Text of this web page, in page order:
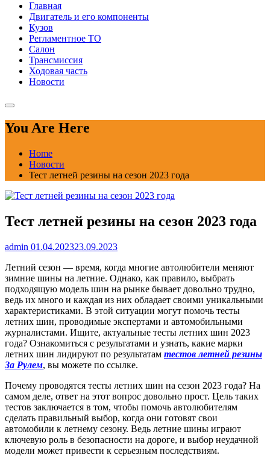
Главная
Двигатель и его компоненты
Кузов
Регламентное ТО
Салон
Трансмиссия
Ходовая часть
Новости
You Are Here
Home
Новости
Тест летней резины на сезон 2023 года
Тест летней резины на сезон 2023 года
admin 01.04.202323.09.2023
Летний сезон — время, когда многие автолюбители меняют
зимние шины на летние. Однако, как правило, выбрать
подходящую модель шин на рынке бывает довольно трудно,
ведь их много и каждая из них обладает своими уникальными
характеристиками. В этой ситуации могут помочь тесты
летних шин, проводимые экспертами и автомобильными
журналистами. Ищите, актуальные тесты летних шин 2023
года? Ознакомиться с результатами и узнать, какие марки
летних шин лидируют по результатам тестов летней резины
За Рулем, вы можете по ссылке.
Почему проводятся тесты летних шин на сезон 2023 года? На
самом деле, ответ на этот вопрос довольно прост. Цель таких
тестов заключается в том, чтобы помочь автолюбителям
сделать правильный выбор, когда они готовят свои
автомобили к летнему сезону. Ведь летние шины играют
ключевую роль в безопасности на дороге, и выбор неудачной
модели может привести к серьезным последствиям.